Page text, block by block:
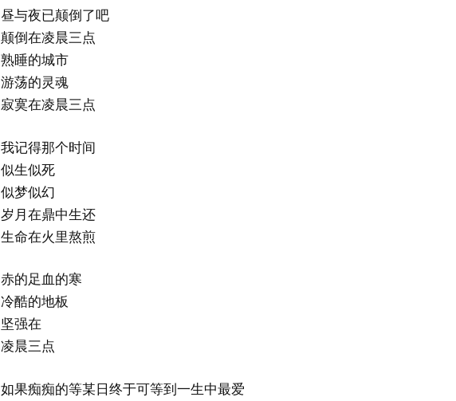
昼与夜已颠倒了吧
颠倒在凌晨三点
熟睡的城市
游荡的灵魂
寂寞在凌晨三点
我记得那个时间
似生似死
似梦似幻
岁月在鼎中生还
生命在火里熬煎
赤的足血的寒
冷酷的地板
坚强在
凌晨三点
如果痴痴的等某日终于可等到一生中最爱